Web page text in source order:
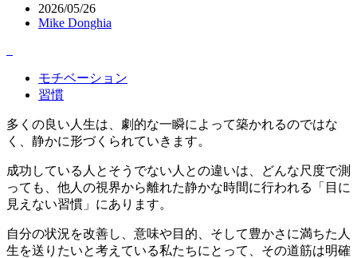
2026/05/26
Mike Donghia
モチベーション
習慣
多くの良い人生は、劇的な一瞬によって築かれるのではな
く、静かに形づくられていきます。
成功している人とそうでない人との違いは、どんな尺度で測
っても、他人の視界から離れた静かな時間に行われる「目に
見えない習慣」にあります。
自分の状況を改善し、意味や目的、そして豊かさに満ちた人
生を送りたいと考えている私たちにとって、その道筋は明確